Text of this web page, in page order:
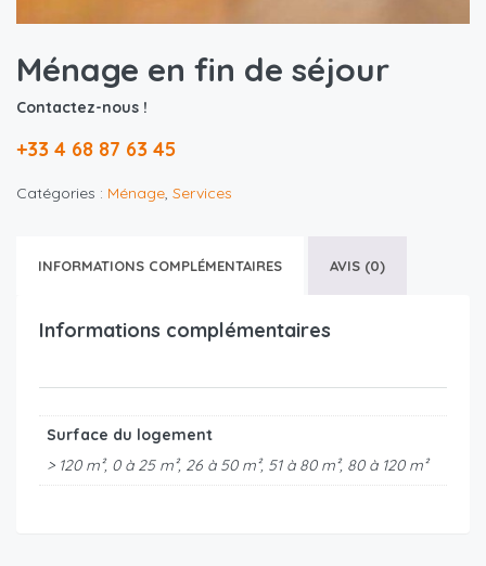
Ménage en fin de séjour
Contactez-nous !
+33 4 68 87 63 45
Catégories : Ménage, Services
INFORMATIONS COMPLÉMENTAIRES AVIS (0)
Informations complémentaires
Surface du logement
> 120 m², 0 à 25 m², 26 à 50 m², 51 à 80 m², 80 à 120 m²